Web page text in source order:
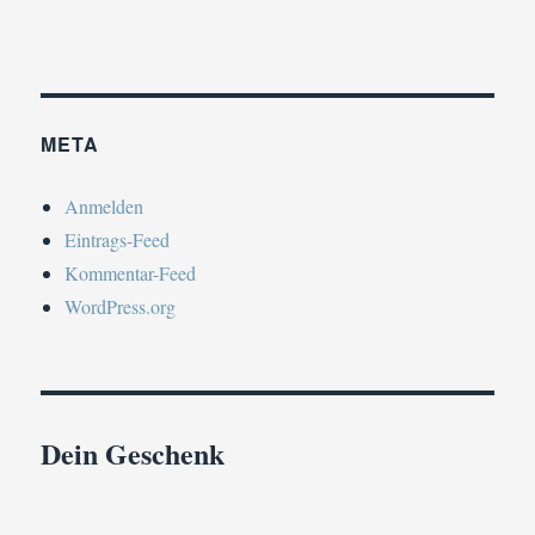
META
Anmelden
Eintrags-Feed
Kommentar-Feed
WordPress.org
Dein Geschenk